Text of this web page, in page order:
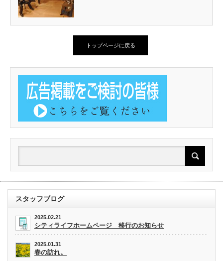
トップページに戻る
スタッフブログ
2025.02.21
シティライフホームページ 移行のお知らせ
2025.01.31
春の訪れ。